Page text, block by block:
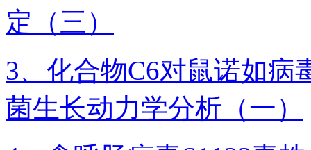
定（三）
3、化合物C6对鼠诺如病
菌生长动力学分析（一）